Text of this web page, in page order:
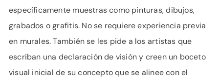
específicamente muestras como pinturas, dibujos,
grabados o grafitis. No se requiere experiencia previa
en murales. También se les pide a los artistas que
escriban una declaración de visión y creen un boceto
visual inicial de su concepto que se alinee con el